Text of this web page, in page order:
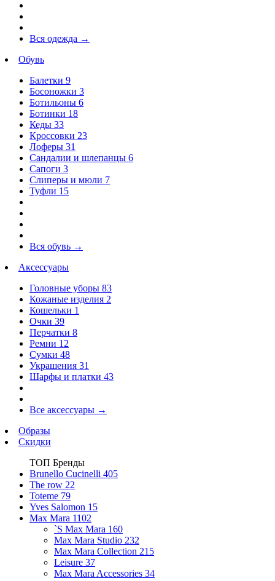
Вся одежда →
Обувь
Балетки 9
Босоножки 3
Ботильоны 6
Ботинки 18
Кеды 33
Кроссовки 23
Лоферы 31
Сандалии и шлепанцы 6
Сапоги 3
Слиперы и мюли 7
Туфли 15
Вся обувь →
Аксессуары
Головные уборы 83
Кожаные изделия 2
Кошельки 1
Очки 39
Перчатки 8
Ремни 12
Сумки 48
Украшения 31
Шарфы и платки 43
Все аксессуары →
Образы
Скидки
ТОП Бренды
Brunello Cucinelli 405
The row 22
Toteme 79
Yves Salomon 15
Max Mara 1102
`S Max Mara 160
Max Mara Studio 232
Max Mara Collection 215
Leisure 37
Max Mara Accessories 34